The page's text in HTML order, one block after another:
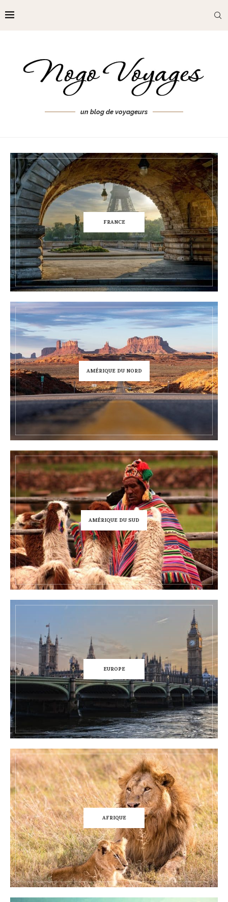
un blog de voyageurs
FRANCE
AMÉRIQUE DU NORD
AMÉRIQUE DU SUD
EUROPE
AFRIQUE